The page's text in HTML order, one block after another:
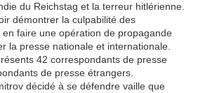
du Reichstag et la terreur hitlérienne.
démontrer la culpabilité des
faire une opération de propagande
la presse nationale et internationale.
42 correspondants de presse
de presse étrangers.
décidé à se défendre vaille que